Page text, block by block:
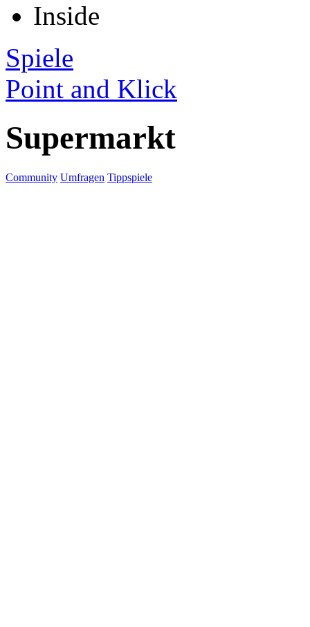
Inside
Spiele
Point and Klick
Supermarkt
Community Umfragen Tippspiele